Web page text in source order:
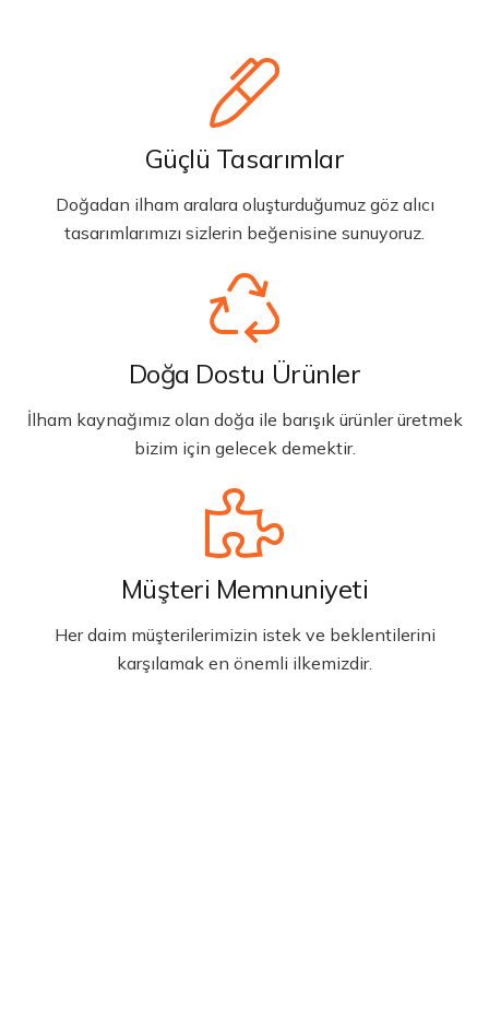
Güçlü Tasarımlar
Doğadan ilham aralara oluşturduğumuz göz alıcı
tasarımlarımızı sizlerin beğenisine sunuyoruz.
Doğa Dostu Ürünler
İlham kaynağımız olan doğa ile barışık ürünler üretmek
bizim için gelecek demektir.
Müşteri Memnuniyeti
Her daim müşterilerimizin istek ve beklentilerini
karşılamak en önemli ilkemizdir.